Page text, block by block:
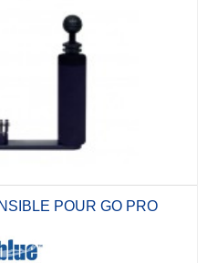
POUR GO PRO